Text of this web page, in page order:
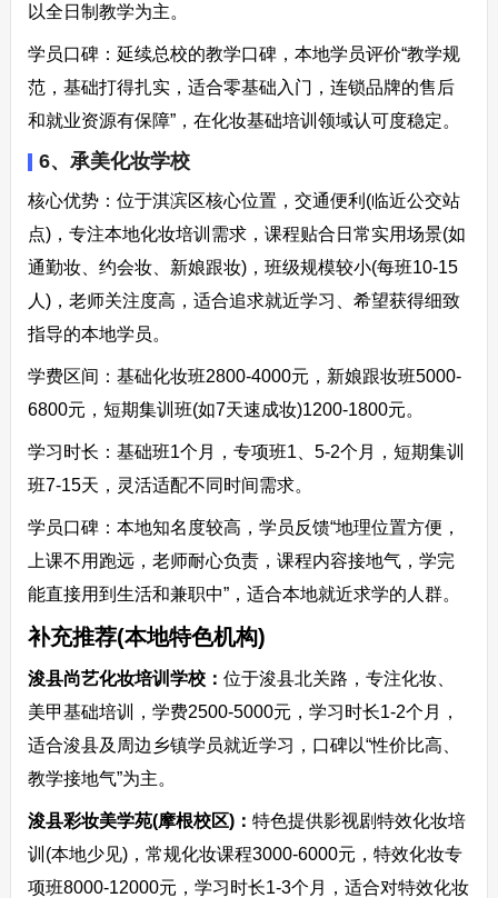
以全日制教学为主。​
学员口碑：延续总校的教学口碑，本地学员评价“教学规
范，基础打得扎实，适合零基础入门，连锁品牌的售后
和就业资源有保障”，在化妆基础培训领域认可度稳定。​
6、承美化妆学校​
核心优势：位于淇滨区核心位置，交通便利(临近公交站
点)，专注本地化妆培训需求，课程贴合日常实用场景(如
通勤妆、约会妆、新娘跟妆)，班级规模较小(每班10-15
人)，老师关注度高，适合追求就近学习、希望获得细致
指导的本地学员。​
学费区间：基础化妆班2800-4000元，新娘跟妆班5000-
6800元，短期集训班(如7天速成妆)1200-1800元。​
学习时长：基础班1个月，专项班1、5-2个月，短期集训
班7-15天，灵活适配不同时间需求。​
学员口碑：本地知名度较高，学员反馈“地理位置方便，
上课不用跑远，老师耐心负责，课程内容接地气，学完
能直接用到生活和兼职中”，适合本地就近求学的人群。​
补充推荐(本地特色机构)​
浚县尚艺化妆培训学校： 位于浚县北关路，专注化妆、
美甲基础培训，学费2500-5000元，学习时长1-2个月，
适合浚县及周边乡镇学员就近学习，口碑以“性价比高、
教学接地气”为主。​
浚县彩妆美学苑(摩根校区)： 特色提供影视剧特效化妆培
训(本地少见)，常规化妆课程3000-6000元，特效化妆专
项班8000-12000元，学习时长1-3个月，适合对特效化妆